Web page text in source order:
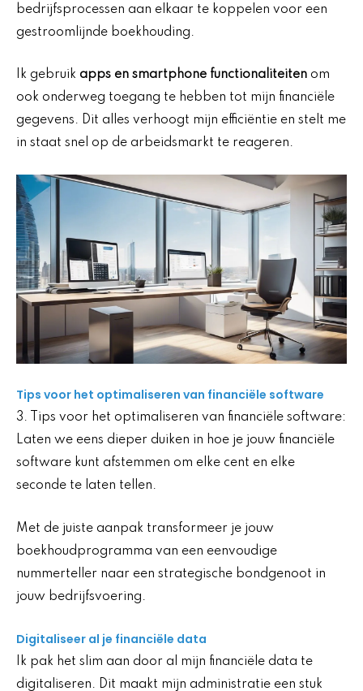
bedrijfsprocessen aan elkaar te koppelen voor een
gestroomlijnde boekhouding.
Ik gebruik apps en smartphone functionaliteiten om
ook onderweg toegang te hebben tot mijn financiële
gegevens. Dit alles verhoogt mijn efficiëntie en stelt me
in staat snel op de arbeidsmarkt te reageren.
Tips voor het optimaliseren van financiële software
3. Tips voor het optimaliseren van financiële software:
Laten we eens dieper duiken in hoe je jouw financiële
software kunt afstemmen om elke cent en elke
seconde te laten tellen.
Met de juiste aanpak transformeer je jouw
boekhoudprogramma van een eenvoudige
nummerteller naar een strategische bondgenoot in
jouw bedrijfsvoering.
Digitaliseer al je financiële data
Ik pak het slim aan door al mijn financiële data te
digitaliseren. Dit maakt mijn administratie een stuk